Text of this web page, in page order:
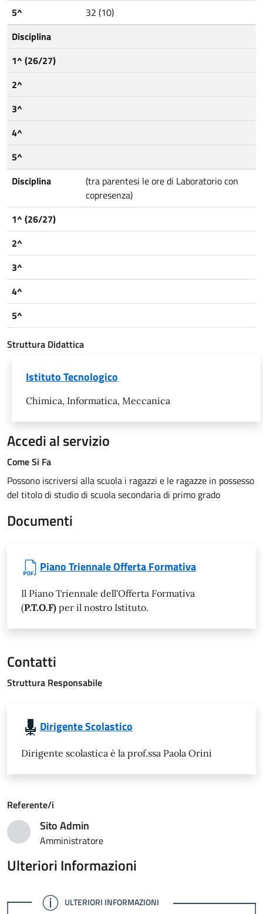
5^
32 (10)
Disciplina
1^ (26/27)
2^
3^
4^
5^
Disciplina
(tra parentesi le ore di Laboratorio con
copresenza)
1^ (26/27)
2^
3^
4^
5^
Struttura Didattica
Istituto Tecnologico
Chimica, Informatica, Meccanica
Accedi al servizio
Come Si Fa
Possono iscriversi alla scuola i ragazzi e le ragazze in possesso
del titolo di studio di scuola secondaria di primo grado
Documenti
Piano Triennale Offerta Formativa
Il Piano Triennale dell'Offerta Formativa
(P.T.O.F) per il nostro Istituto.
Contatti
Struttura Responsabile
Dirigente Scolastico
Dirigente scolastica è la prof.ssa Paola Orini
Referente/i
User
Sito Admin
Amministratore
Ulteriori Informazioni
INFO
ULTERIORI INFORMAZIONI